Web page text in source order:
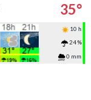
35°
10 h
24 %
0 mm